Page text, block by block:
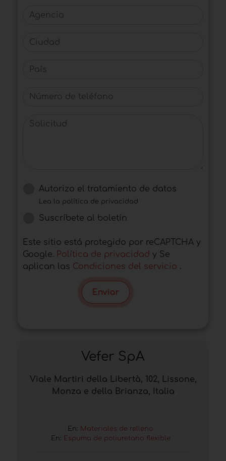
Agencia
Ciudad
País
Número de teléfono
Solicitud
Autorizo ​​el tratamiento de datos
Lea la política de privacidad
Suscríbete al boletín
Este sitio está protegido por reCAPTCHA y
Google. Política de privacidad y Se
aplican las Condiciones del servicio .
Enviar
Vefer SpA
Viale Martiri della Libertà, 102, Lissone,
Monza e della Brianza, Italia
En: Materiales de relleno
En: Espuma de poliuretano flexible